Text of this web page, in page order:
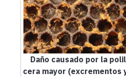
Daño causado por la
cera mayor (excrementos